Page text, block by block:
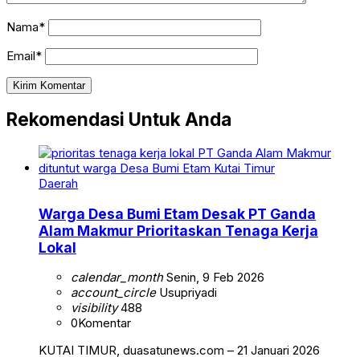
Nama*
Email*
Rekomendasi Untuk Anda
Daerah
Warga Desa Bumi Etam Desak PT Ganda
Alam Makmur Prioritaskan Tenaga Kerja
Lokal
calendar_monthSenin, 9 Feb 2026
account_circleUsupriyadi
visibility488
0Komentar
KUTAI TIMUR, duasatunews.com – 21 Januari 2026